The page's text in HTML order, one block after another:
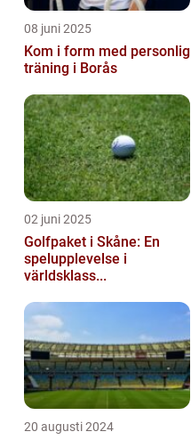
08 juni 2025
Kom i form med personlig
träning i Borås
02 juni 2025
Golfpaket i Skåne: En
spelupplevelse i
världsklass...
20 augusti 2024